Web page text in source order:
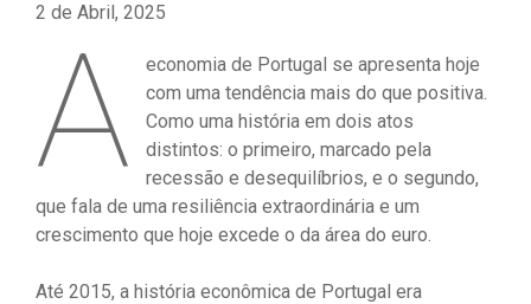
2 de Abril, 2025
A
economia de Portugal se apresenta hoje
com uma tendência mais do que positiva.
Como uma história em dois atos
distintos: o primeiro, marcado pela
recessão e desequilíbrios, e o segundo,
que fala de uma resiliência extraordinária e um
crescimento que hoje excede o da área do euro.
Até 2015, a história econômica de Portugal era